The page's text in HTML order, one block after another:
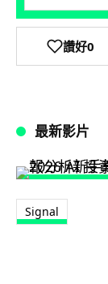
讚好0
最新影片
Signal